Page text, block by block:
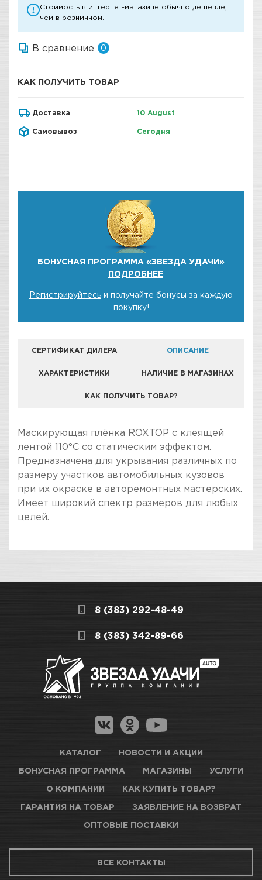
Стоимость в интернет-магазине обычно дешевле,
чем в розничном.
В сравнение 0
КАК ПОЛУЧИТЬ ТОВАР
Доставка 10 August
Самовывоз Сегодня
БОНУСНАЯ ПРОГРАММА «ЗВЕЗДА УДАЧИ»
ПОДРОБНЕЕ
Регистрируйтесь и получайте бонусы за каждую
покупку!
СЕРТИФИКАТ ДИЛЕРА ОПИСАНИЕ
ХАРАКТЕРИСТИКИ НАЛИЧИЕ В МАГАЗИНАХ
КАК ПОЛУЧИТЬ ТОВАР?
КОМПАНИЯ "ЗВЕЗДА УДАЧИ" ЯВЛЯЕТСЯ
ОФИЦИАЛЬНЫМ ДИЛЕРОМ БРЕНДА ROXELPRO
Маскирующая плёнка ROXTOP с клеящей
лентой 110°C со статическим эффектом.
Предназначена для укрывания различных по
размеру участков автомобильных кузовов
при их окраске в авторемонтных мастерских.
Имеет широкий спектр размеров для любых
целей.
СКЛАДСКОЙ КОМПЛЕКС
Много
Новосибирск, Петухова, 27/3
КАРТА ПРОЕЗДА И КОНТАКТЫ
Новосибирск, Богдана Хмельницкого, 1/1
получение товара максимально комфортными,
поэтому подготовили для Вас самую
Как купить товар?
Гарантия на товар
Магазины для получения товара
Оптовые поставки
8 (383) 292-48-49
8 (383) 342-89-66
КАТАЛОГ НОВОСТИ И АКЦИИ
БОНУСНАЯ ПРОГРАММА МАГАЗИНЫ УСЛУГИ
О КОМПАНИИ КАК КУПИТЬ ТОВАР?
ГАРАНТИЯ НА ТОВАР ЗАЯВЛЕНИЕ НА ВОЗВРАТ
ОПТОВЫЕ ПОСТАВКИ
ВСЕ КОНТАКТЫ